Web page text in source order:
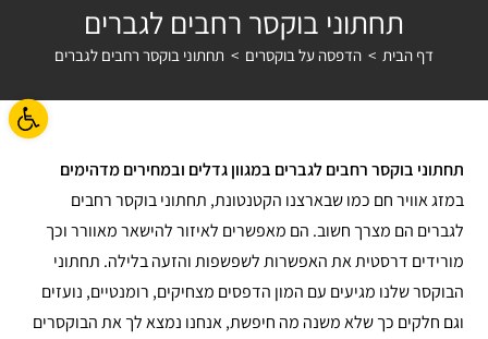
פתח
תחתוני בוקסר רחבים לגברים
דף הבית > הדפסה על בוקסרים > תחתוני בוקסר רחבים לגברים
תחתוני בוקסר רחבים לגברים במגוון גדלים ובמחירים מדהימים
במזג אוויר חם כמו שבארצנו הקטנטונת, תחתוני בוקסר רחבים
לגברים הם מצרך חשוב. הם מאפשרים לאיזור להישאר מאוורר וכך
מורידים דרסטית את האפשרות לשפשפות והזעה בלילה. תחתוני
הבוקסר שלנו מגיעים עם המון הדפסים מצחיקים, רומנטיים, נועזים
וגם חלקים כך שלא משנה מה חיפשת, אנחנו נמצא לך את הבוקסרים